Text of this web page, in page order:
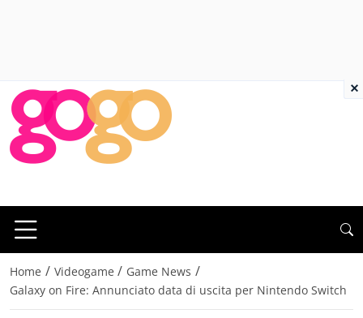
Home / Videogame / Game News /
Galaxy on Fire: Annunciato data di uscita per Nintendo Switch
×